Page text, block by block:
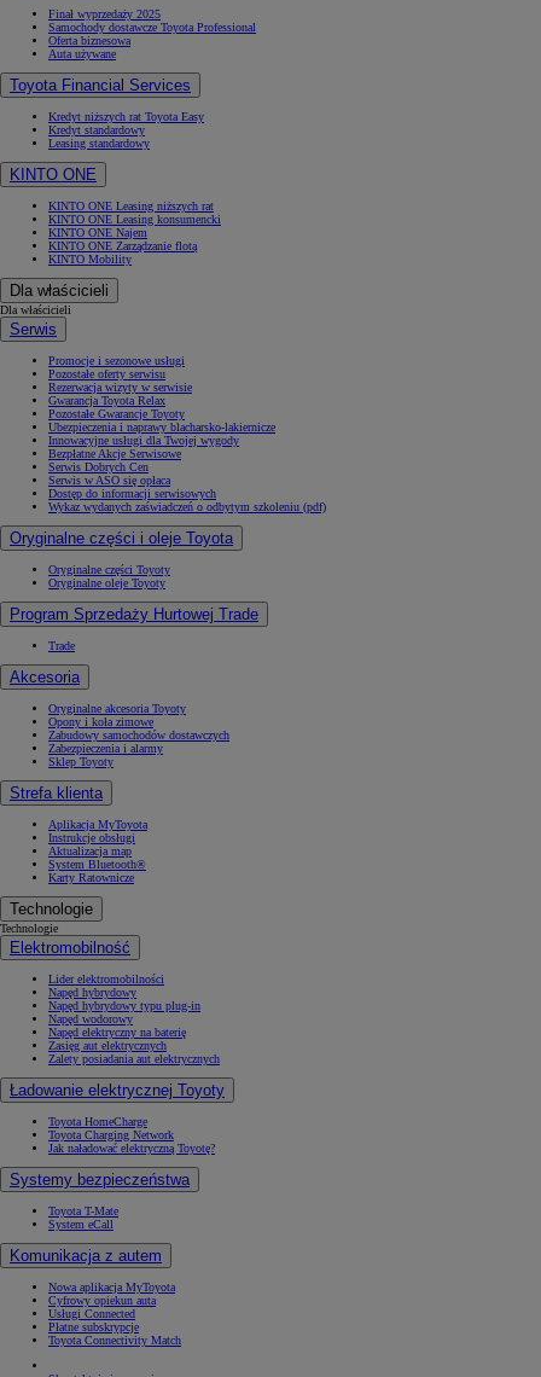
Finał wyprzedaży 2025
Samochody dostawcze Toyota Professional
Oferta biznesowa
Auta używane
Toyota Financial Services
Kredyt niższych rat Toyota Easy
Kredyt standardowy
Leasing standardowy
KINTO ONE
KINTO ONE Leasing niższych rat
KINTO ONE Leasing konsumencki
KINTO ONE Najem
KINTO ONE Zarządzanie flotą
KINTO Mobility
Dla właścicieli
Dla właścicieli
Serwis
Promocje i sezonowe usługi
Pozostałe oferty serwisu
Rezerwacja wizyty w serwisie
Gwarancja Toyota Relax
Pozostałe Gwarancje Toyoty
Ubezpieczenia i naprawy blacharsko-lakiernicze
Innowacyjne usługi dla Twojej wygody
Bezpłatne Akcje Serwisowe
Serwis Dobrych Cen
Serwis w ASO się opłaca
Dostęp do informacji serwisowych
Wykaz wydanych zaświadczeń o odbytym szkoleniu (pdf)
Oryginalne części i oleje Toyota
Oryginalne części Toyoty
Oryginalne oleje Toyoty
Program Sprzedaży Hurtowej Trade
Trade
Akcesoria
Oryginalne akcesoria Toyoty
Opony i koła zimowe
Zabudowy samochodów dostawczych
Zabezpieczenia i alarmy
Sklep Toyoty
Strefa klienta
Aplikacja MyToyota
Instrukcje obsługi
Aktualizacja map
System Bluetooth®
Karty Ratownicze
Technologie
Technologie
Elektromobilność
Lider elektromobilności
Napęd hybrydowy
Napęd hybrydowy typu plug-in
Napęd wodorowy
Napęd elektryczny na baterię
Zasięg aut elektrycznych
Zalety posiadania aut elektrycznych
Ładowanie elektrycznej Toyoty
Toyota HomeCharge
Toyota Charging Network
Jak naładować elektryczną Toyotę?
Systemy bezpieczeństwa
Toyota T-Mate
System eCall
Komunikacja z autem
Nowa aplikacja MyToyota
Cyfrowy opiekun auta
Usługi Connected
Płatne subskrypcje
Toyota Connectivity Match